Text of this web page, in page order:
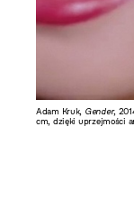
Patryk Lutrzykowski,
cm, dzięki uprzejmości
Adam Kruk, Gender,